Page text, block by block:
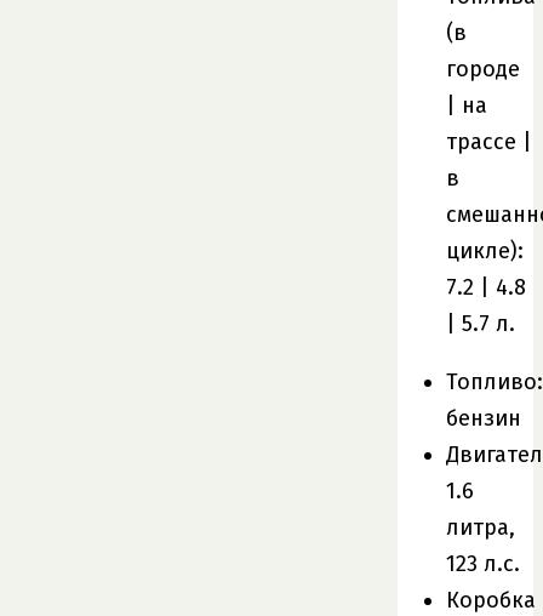
(в
городе
| на
трассе |
в
цикле):
7.2 | 4.8
| 5.7 л.
Топливо:
бензин
1.6
литра,
123 л.с.
Коробка